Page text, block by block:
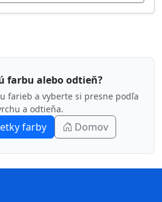
farbu alebo odtieň?
farieb a vyberte si presne podľa
a odtieňa.
farby Domov